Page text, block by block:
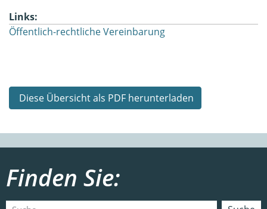
Links:
Öffentlich-rechtliche Vereinbarung
Diese Übersicht als PDF herunterladen
Finden Sie: